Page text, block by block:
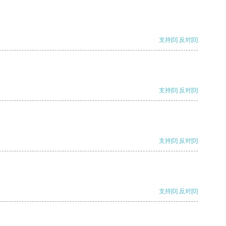
支持[0] 反对[0]
支持[0] 反对[0]
支持[0] 反对[0]
支持[0] 反对[0]